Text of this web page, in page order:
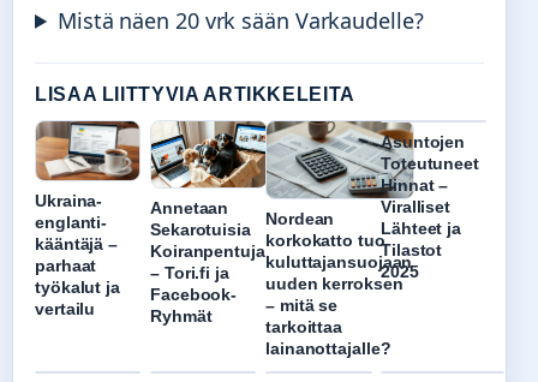
Mistä näen 20 vrk sään Varkaudelle?
LISAA LIITTYVIA ARTIKKELEITA
Ukraina-
englanti-
kääntäjä –
parhaat
työkalut ja
vertailu
Annetaan
Sekarotuisia
Koiranpentuja
– Tori.fi ja
Facebook-
Ryhmät
Nordean
korkokatto tuo
kuluttajansuojaan
uuden kerroksen
– mitä se
tarkoittaa
lainanottajalle?
Asuntojen
Toteutuneet
Hinnat –
Viralliset
Lähteet ja
Tilastot
2025